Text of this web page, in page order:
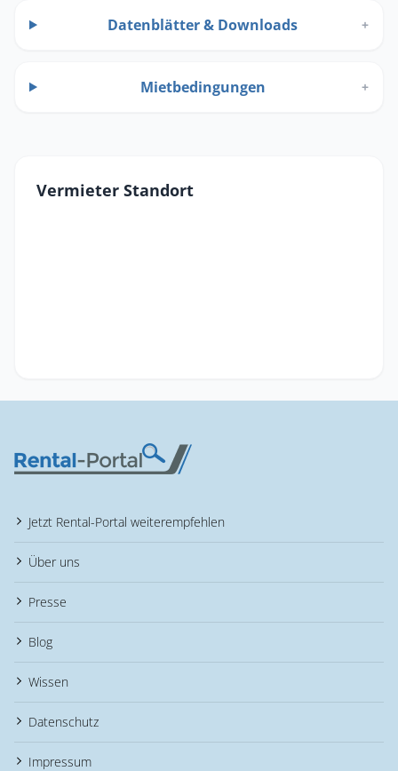
Datenblätter & Downloads +
Mietbedingungen +
Vermieter Standort
Jetzt Rental-Portal weiterempfehlen
Über uns
Presse
Blog
Wissen
Datenschutz
Impressum